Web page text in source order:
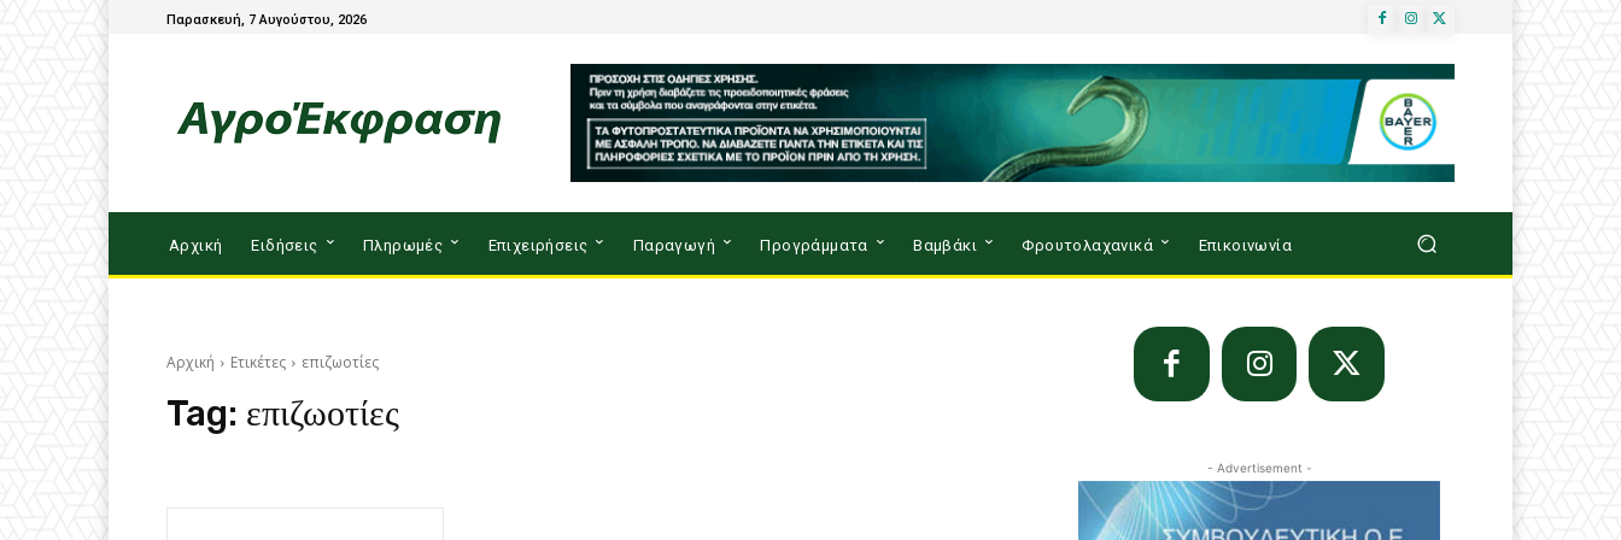
Παρασκευή, 7 Αυγούστου, 2026
Αρχική Ειδήσεις Πληρωμές Επιχειρήσεις Παραγωγή Προγράμματα Βαμβάκι Φρουτολαχανικά Επικοινωνία
Αρχική Ετικέτες επιζωοτίες
Tag: επιζωοτίες
- Advertisement -